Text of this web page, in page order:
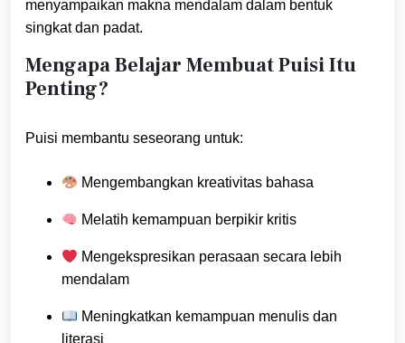
menyampaikan makna mendalam dalam bentuk
singkat dan padat.
Mengapa Belajar Membuat Puisi Itu
Penting?
Puisi membantu seseorang untuk:
Mengembangkan kreativitas bahasa
Melatih kemampuan berpikir kritis
Mengekspresikan perasaan secara lebih
mendalam
Meningkatkan kemampuan menulis dan
literasi